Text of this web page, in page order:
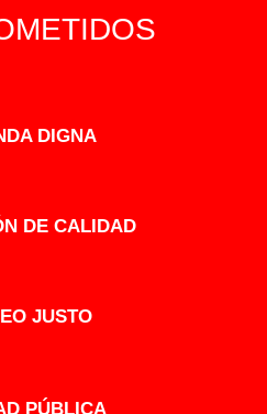
DIGNA
DE CALIDAD
JUSTO
PÚBLICA